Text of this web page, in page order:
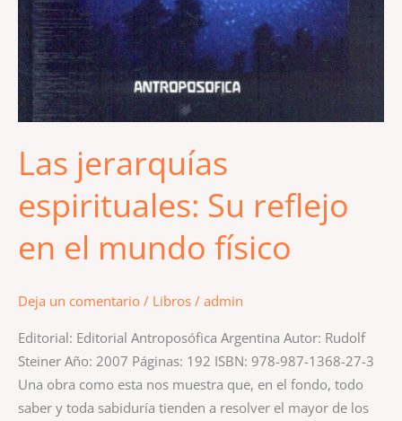
Las jerarquías
espirituales: Su reflejo
en el mundo físico
Deja un comentario / Libros / admin
Editorial: Editorial Antroposófica Argentina Autor: Rudolf
Steiner Año: 2007 Páginas: 192 ISBN: 978-987-1368-27-3
Una obra como esta nos muestra que, en el fondo, todo
saber y toda sabiduría tienden a resolver el mayor de los